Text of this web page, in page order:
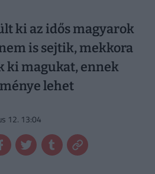
ki az idős magyarok
is sejtik, mekkora
ki magukat, ennek
lehet
12. 13:04